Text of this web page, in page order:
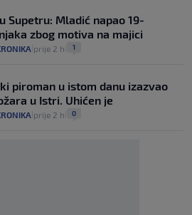
Supetru: Mladić napao 19-
zbog motiva na majici
prije 2 h 1
piroman u istom danu izazvao
u Istri. Uhićen je
prije 2 h 0